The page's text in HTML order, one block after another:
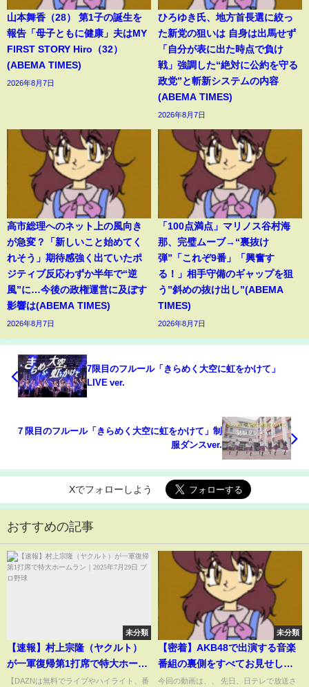
山本舞香（28） 第1子の誕生を
報告「母子ともに健康」夫はMY
FIRST STORY Hiro（32）
(ABEMA TIMES)
2026年8月7日
ひろゆき氏、地方首長選に絞っ
た新党の狙いは 自身は出馬せず
「自分が表に出た時点で負け
戦」強調した“絶対に公約を守る
政党”と斬新システムの内容
(ABEMA TIMES)
2026年8月7日
高市総理へのネット上の風向き
が急変？「新しいこと始めてく
れそう」期待感強く出ていたポ
ジティブ反応わずか半年で“逆
風”に…今後の政権運営に及ぼす
影響は(ABEMA TIMES)
2026年8月7日
「100点満点」マリノス谷村海
那、完璧ムーブ→“裏抜け
弾”「これぞ9番」「興奮す
る！」相手守備のギャップを狙
う”斜めの抜け出し”(ABEMA
TIMES)
2026年8月7日
7限目のフルール「きらめく大空に虹をかけて」
LIVE ver.
７限目のフルール「きらめく大空に虹をかけて」制
服ダンスver.
Xでフォローしよう
おすすめの記事
未分類
【速報】村上宗隆（ヤクルト）
が一軍復帰第1打席で特大ホーム
ラン｜2025年7月29日 プロ野球
【DAZNは無料でライブやハイライト、番
未分類
【密着】AKB48で出演する音楽
番組の裏側をすべてお見せしま
す！
今回の動画は、、 先日、日テレで放送さ